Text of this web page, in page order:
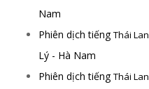
Nam
Phiên dịch tiếngThái Lan
Lý - Hà Nam
Phiên dịch tiếngThái Lan